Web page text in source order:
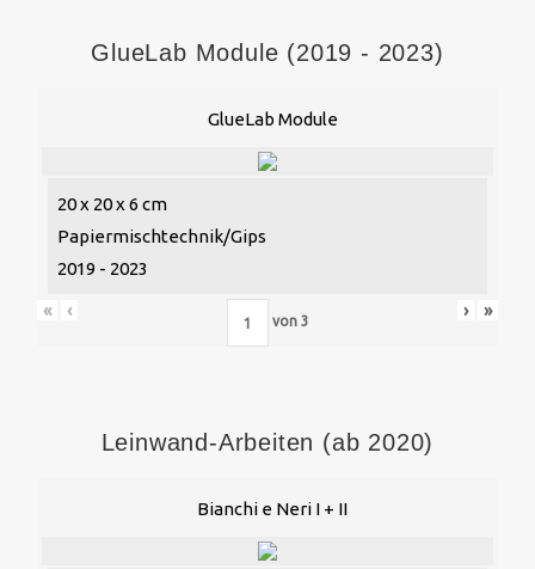
GlueLab Module (2019 - 2023)
GlueLab Module
20 x 20 x 6 cm
Papiermischtechnik/Gips
2019 - 2023
« ‹
von 3
› »
Leinwand-Arbeiten (ab 2020)
Bianchi e Neri I + II